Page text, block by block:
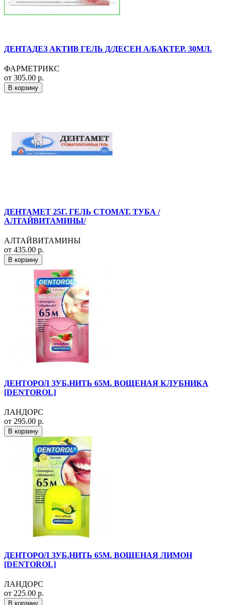
ДЕНТАДЕЗ АКТИВ ГЕЛЬ Д/ДЕСЕН А/БАКТЕР. 30МЛ.
ФАРМЕТРИКС
от 305.00 р.
В корзину
ДЕНТАМЕТ 25Г. ГЕЛЬ СТОМАТ. ТУБА /
АЛТАЙВИТАМИНЫ/
АЛТАЙВИТАМИНЫ
от 435.00 р.
В корзину
ДЕНТОРОЛ ЗУБ.НИТЬ 65М. ВОЩЕНАЯ КЛУБНИКА
[DENTOROL]
ЛАНДОРС
от 295.00 р.
В корзину
ДЕНТОРОЛ ЗУБ.НИТЬ 65М. ВОЩЕНАЯ ЛИМОН
[DENTOROL]
ЛАНДОРС
от 225.00 р.
В корзину